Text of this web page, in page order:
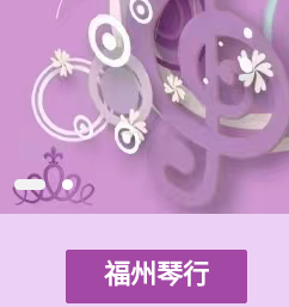
福州琴行